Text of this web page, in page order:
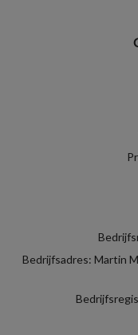
Bedrijfsadres: Martin